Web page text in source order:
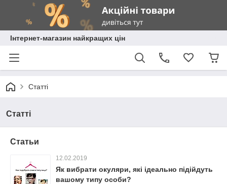
Інтернет-магазин найкращих цін
Статті
Статті
Статьи
12.02.2019
Як вибрати окуляри, які ідеально підійдуть
вашому типу особи?